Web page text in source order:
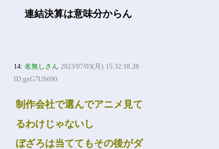
連結決算は意味分からん
14:名無しさん 2023/07/03(月) 15:32:18.28
ID:gxG7US690
制作会社で選んでアニメ見て
るわけじゃないし
ぼざろは当ててもその後がダ